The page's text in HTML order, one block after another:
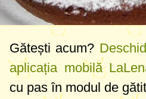
Gătești acum?
aplicația mobilă
cu pas în modul de